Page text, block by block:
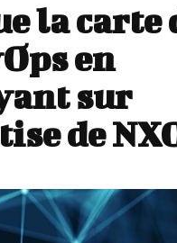
la carte
en
sur
de